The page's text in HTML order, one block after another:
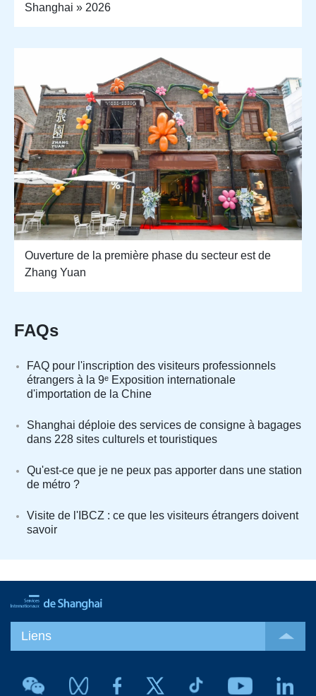
Shanghai » 2026
Ouverture de la première phase du secteur est de
Zhang Yuan
FAQs
FAQ pour l'inscription des visiteurs professionnels
étrangers à la 9ᵉ Exposition internationale
d'importation de la Chine
Shanghai déploie des services de consigne à bagages
dans 228 sites culturels et touristiques
Qu'est-ce que je ne peux pas apporter dans une station
de métro ?
Visite de l'IBCZ : ce que les visiteurs étrangers doivent
savoir
Liens